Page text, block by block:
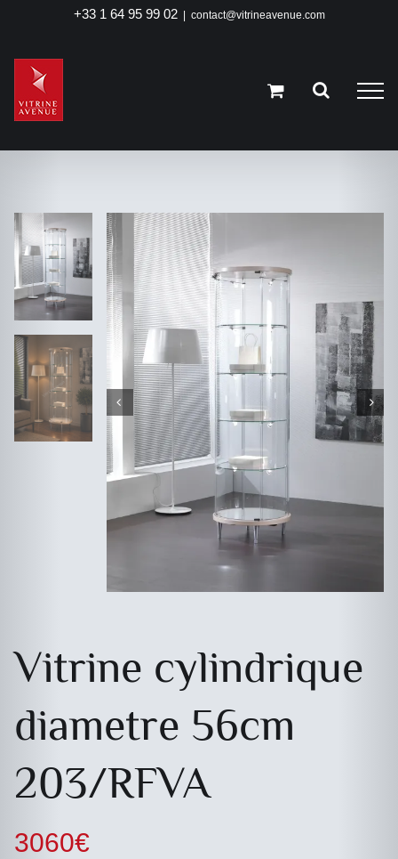
contenu
+33 1 64 95 99 02 contact@vitrineavenue.com
Vitrine cylindrique
diametre 56cm
203/RFVA
3060€